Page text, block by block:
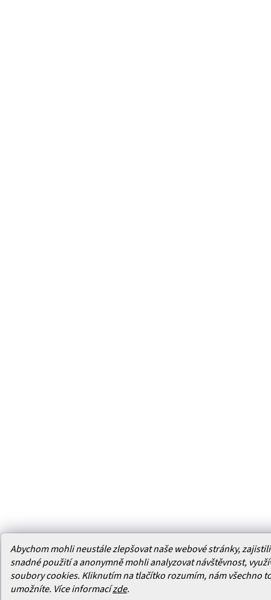
Abychom mohli neustále zlepšovat naše webové stránky,
snadné použití a anonymně mohli analyzovat návštěvnost,
soubory cookies. Kliknutím na tlačítko rozumím, nám všechno
umožníte. Více informacízde.